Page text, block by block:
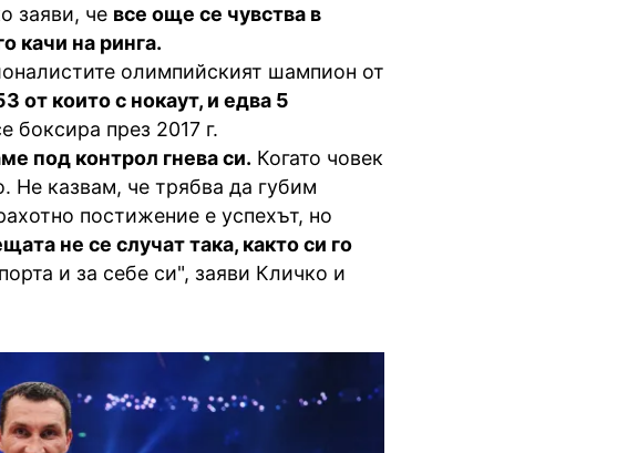
заяви, че все още се чувства в
качи на ринга.
олимпийският шампион от
от които с нокаут, и едва 5
боксира през 2017 г.
под контрол гнева си. Когато човек
Не казвам, че трябва да губим
постижение е успехът, но
не се случат така, както си го
и за себе си", заяви Кличко и